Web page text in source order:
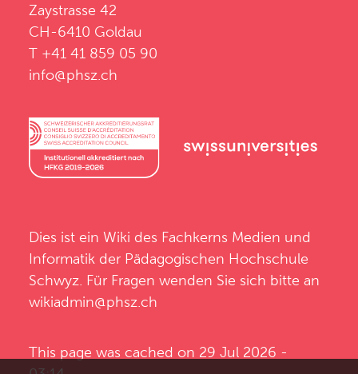
Zaystrasse 42
CH-6410 Goldau
T +41 41 859 05 90
info@phsz.ch
Dies ist ein Wiki des Fachkerns Medien und
Informatik der Pädagogischen Hochschule
Schwyz . Für Fragen wenden Sie sich bitte an
wikiadmin@phsz.ch
This page was cached on 29 Jul 2026 -